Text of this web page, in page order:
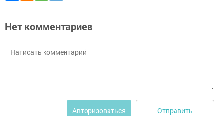
Нет комментариев
Авторизоваться Отправить